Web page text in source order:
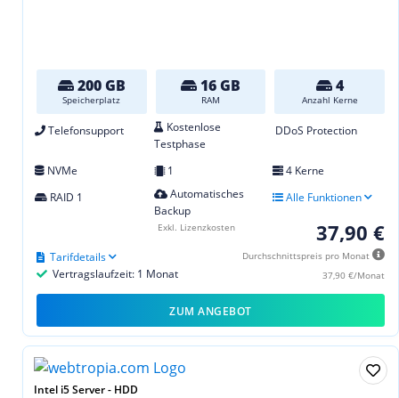
200 GB
Speicherplatz
16 GB
RAM
4
Anzahl Kerne
Telefonsupport
Kostenlose
Testphase
DDoS Protection
NVMe 1
4 Kerne
RAID 1
Automatisches
Backup
Alle Funktionen
37,90 €
Durchschnittspreis pro Monat
37,90 €/Monat
Vertragslaufzeit: 1 Monat
Tarifdetails
Exkl. Lizenzkosten
ZUM ANGEBOT
Intel i5 Server - HDD